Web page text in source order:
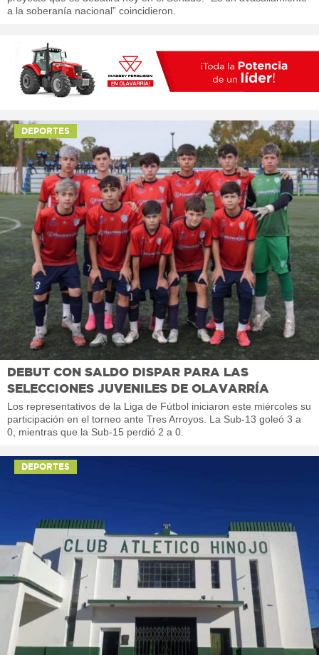
a la soberanía nacional” coincidieron.
DEPORTES
DEBUT CON SALDO DISPAR PARA LAS
SELECCIONES JUVENILES DE OLAVARRÍA
Los representativos de la Liga de Fútbol iniciaron este miércoles su
participación en el torneo ante Tres Arroyos. La Sub-13 goleó 3 a
0, mientras que la Sub-15 perdió 2 a 0.
DEPORTES